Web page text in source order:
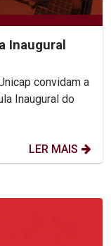
Inaugural
convidam a
Inaugural do
LER MAIS